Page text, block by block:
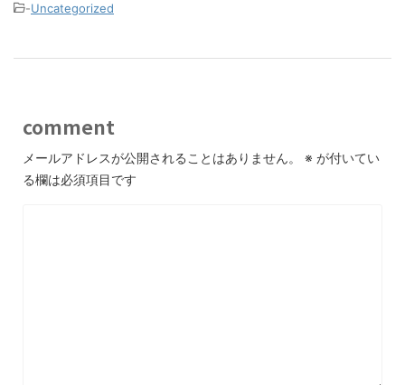
-Uncategorized
comment
メールアドレスが公開されることはありません。 ※ が付いてい
る欄は必須項目です